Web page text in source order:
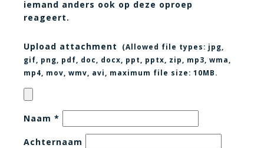
iemand anders ook op deze oproep
reageert.
Upload attachment (Allowed file types: jpg,
gif, png, pdf, doc, docx, ppt, pptx, zip, mp3, wma,
mp4, mov, wmv, avi
, maximum file size: 10MB.
Naam *
Achternaam